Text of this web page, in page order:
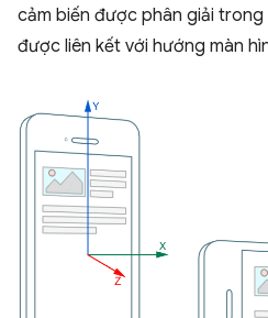
cảm biến được phân giải
được liên kết với hướng màn